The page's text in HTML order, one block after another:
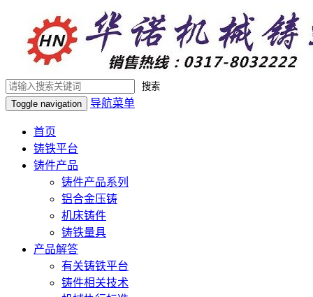
搜索
Toggle navigation
导航菜单
首页
铸铁平台
铸件产品
铸件产品系列
铝合金压铸
机床铸件
铸铁量具
产品解答
有关铸铁平台
铸件相关技术